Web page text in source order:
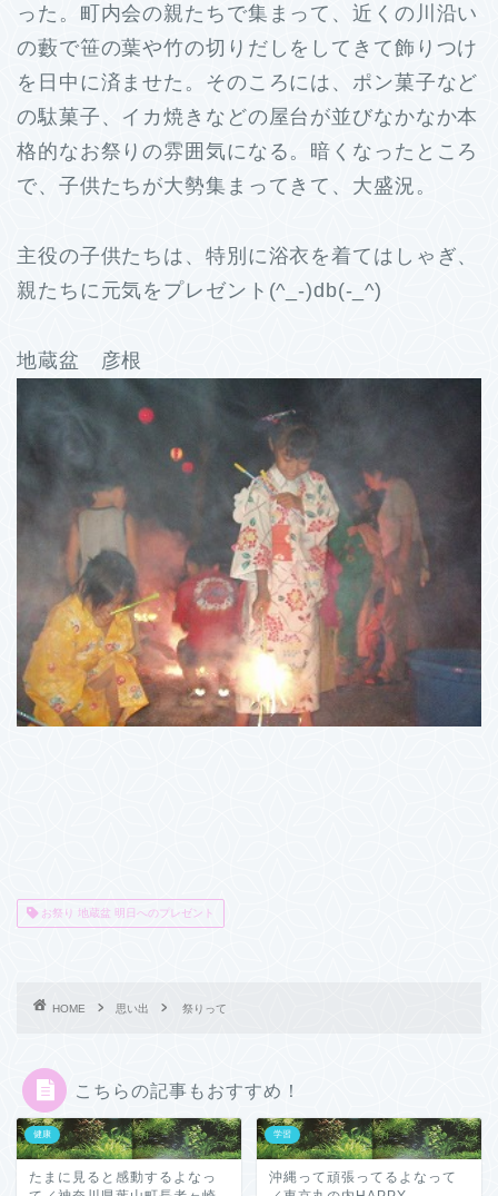
った。町内会の親たちで集まって、近くの川沿い
の藪で笹の葉や竹の切りだしをしてきて飾りつけ
を日中に済ませた。そのころには、ポン菓子など
の駄菓子、イカ焼きなどの屋台が並びなかなか本
格的なお祭りの雰囲気になる。暗くなったところ
で、子供たちが大勢集まってきて、大盛況。
主役の子供たちは、特別に浴衣を着てはしゃぎ、
親たちに元気をプレゼント(^_-)db(-_^)
地蔵盆 彦根
お祭り 地蔵盆 明日へのプレゼント
HOME 思い出 祭りって
こちらの記事もおすすめ！
健康
たまに見ると感動するよなっ
学習
沖縄って頑張ってるよなって